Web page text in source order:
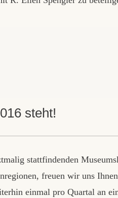
steht!
stattfindenden
freuen wir uns
einmal pro Quartal an